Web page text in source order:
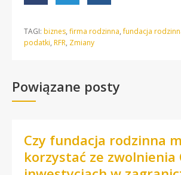
TAGI: biznes, firma rodzinna,fundacja
podatki, RFR, Zmiany
Powiązane posty
Czy fundacja rodzinna
korzystać ze zwolnienia